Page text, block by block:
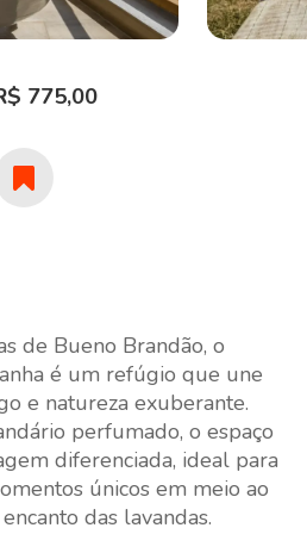
775,00
de Bueno Brandão, o
é um refúgio que une
e natureza exuberante.
perfumado, o espaço
diferenciada, ideal para
únicos em meio ao
das lavandas.